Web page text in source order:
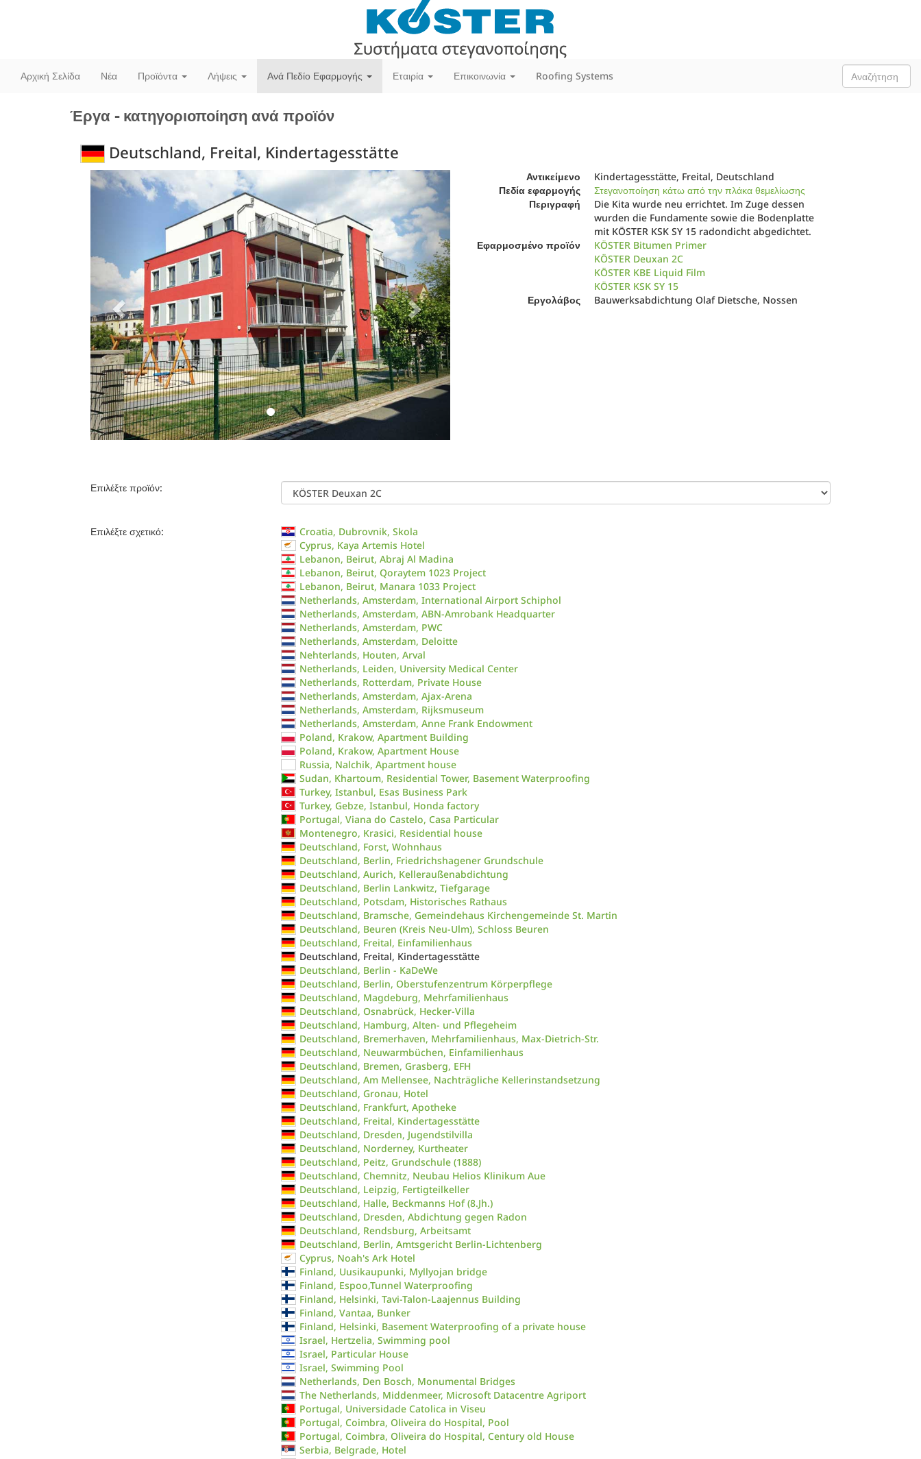
Αρχική Σελίδα Νέα Προϊόντα Λήψεις Ανά Πεδίο Εφαρμογής Εταιρία Επικοινωνία Roofing Systems
Έργα - κατηγοριοποίηση ανά προϊόν
Deutschland, Freital, Kindertagesstätte
Previous Next Αντικείμενο
Kindertagesstätte, Freital, Deutschland
Πεδία εφαρμογής
Στεγανοποίηση κάτω από την πλάκα θεμελίωσης
Περιγραφή
Die Kita wurde neu errichtet. Im Zuge dessen
wurden die Fundamente sowie die Bodenplatte
mit KÖSTER KSK SY 15 radondicht abgedichtet.
Εφαρμοσμένο προϊόν
KÖSTER Bitumen Primer
KÖSTER Deuxan 2C
KÖSTER KBE Liquid Film
KÖSTER KSK SY 15
Εργολάβος
Bauwerksabdichtung Olaf Dietsche, Nossen
Επιλέξτε προϊόν:
Επιλέξτε σχετικό:
Croatia, Dubrovnik, Skola
Cyprus, Kaya Artemis Hotel
Lebanon, Beirut, Abraj Al Madina
Lebanon, Beirut, Qoraytem 1023 Project
Lebanon, Beirut, Manara 1033 Project
Netherlands, Amsterdam, International Airport Schiphol
Netherlands, Amsterdam, ABN-Amrobank Headquarter
Netherlands, Amsterdam, PWC
Netherlands, Amsterdam, Deloitte
Nehterlands, Houten, Arval
Netherlands, Leiden, University Medical Center
Netherlands, Rotterdam, Private House
Netherlands, Amsterdam, Ajax-Arena
Netherlands, Amsterdam, Rijksmuseum
Netherlands, Amsterdam, Anne Frank Endowment
Poland, Krakow, Apartment Building
Poland, Krakow, Apartment House
Russia, Nalchik, Apartment house
Sudan, Khartoum, Residential Tower, Basement Waterproofing
Turkey, Istanbul, Esas Business Park
Turkey, Gebze, Istanbul, Honda factory
Portugal, Viana do Castelo, Casa Particular
Montenegro, Krasici, Residential house
Deutschland, Forst, Wohnhaus
Deutschland, Berlin, Friedrichshagener Grundschule
Deutschland, Aurich, Kelleraußenabdichtung
Deutschland, Berlin Lankwitz, Tiefgarage
Deutschland, Potsdam, Historisches Rathaus
Deutschland, Bramsche, Gemeindehaus Kirchengemeinde St. Martin
Deutschland, Beuren (Kreis Neu-Ulm), Schloss Beuren
Deutschland, Freital, Einfamilienhaus
Deutschland, Freital, Kindertagesstätte
Deutschland, Berlin - KaDeWe
Deutschland, Berlin, Oberstufenzentrum Körperpflege
Deutschland, Magdeburg, Mehrfamilienhaus
Deutschland, Osnabrück, Hecker-Villa
Deutschland, Hamburg, Alten- und Pflegeheim
Deutschland, Bremerhaven, Mehrfamilienhaus, Max-Dietrich-Str.
Deutschland, Neuwarmbüchen, Einfamilienhaus
Deutschland, Bremen, Grasberg, EFH
Deutschland, Am Mellensee, Nachträgliche Kellerinstandsetzung
Deutschland, Gronau, Hotel
Deutschland, Frankfurt, Apotheke
Deutschland, Freital, Kindertagesstätte
Deutschland, Dresden, Jugendstilvilla
Deutschland, Norderney, Kurtheater
Deutschland, Peitz, Grundschule (1888)
Deutschland, Chemnitz, Neubau Helios Klinikum Aue
Deutschland, Leipzig, Fertigteilkeller
Deutschland, Halle, Beckmanns Hof (8.Jh.)
Deutschland, Dresden, Abdichtung gegen Radon
Deutschland, Rendsburg, Arbeitsamt
Deutschland, Berlin, Amtsgericht Berlin-Lichtenberg
Cyprus, Noah's Ark Hotel
Finland, Uusikaupunki, Myllyojan bridge
Finland, Espoo,Tunnel Waterproofing
Finland, Helsinki, Tavi-Talon-Laajennus Building
Finland, Vantaa, Bunker
Finland, Helsinki, Basement Waterproofing of a private house
Israel, Hertzelia, Swimming pool
Israel, Particular House
Israel, Swimming Pool
Netherlands, Den Bosch, Monumental Bridges
The Netherlands, Middenmeer, Microsoft Datacentre Agriport
Portugal, Universidade Catolica in Viseu
Portugal, Coimbra, Oliveira do Hospital, Pool
Portugal, Coimbra, Oliveira do Hospital, Century old House
Serbia, Belgrade, Hotel